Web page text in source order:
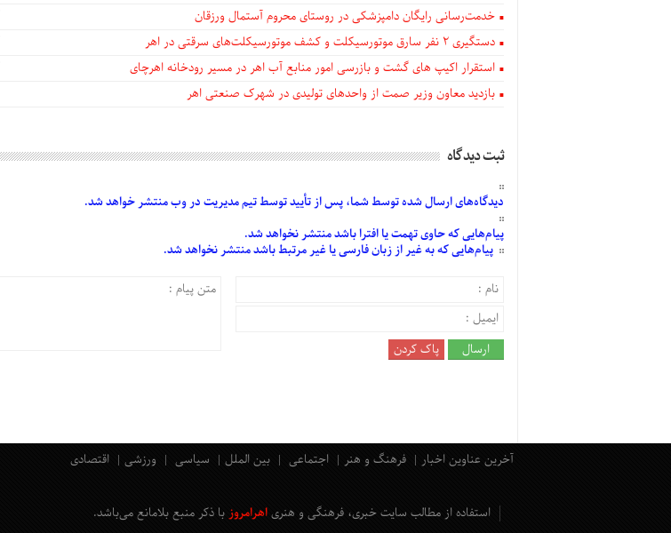
خدمت‌رسانی رایگان دامپزشکی در روستای محروم آستمال ورزقان
دستگيری ۲ نفر سارق موتورسیکلت و کشف موتورسیکلت‌های سرقتی در اهر
استقرار اکیپ های گشت و بازرسی امور منابع آب اهر در مسیر رودخانه اهرچای
بازدید معاون وزیر صمت از واحدهای تولیدی در شهرک صنعتی اهر
ثبت دیدگاه
دیدگاه‌هایارسالشدهتوسط شما، پس از تأییدتوسط تیم مدیریت در وب منتشر خواهد شد.
پیام‌هاییکه حاوی تهمت یا افترا باشد منتشر نخواهد شد.
پیام‌هاییکه به غیر از زبان فارسی یا غیر مرتبط باشد منتشر نخواهد شد.
آخرین عناوین اخبار فرهنگ و هنر اجتماعی بین الملل سیاسی ورزشی اقتصادی
استفاده از مطالب سایت خبری، فرهنگی و هنری اهرامروز با ذکر منبع بلامانع می‌باشد.